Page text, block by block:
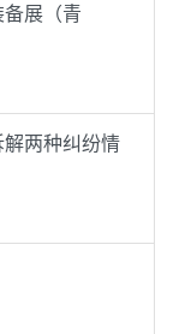
展（青
两种纠纷情